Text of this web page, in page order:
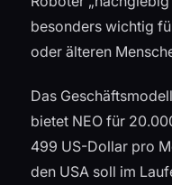
besonders wichtig
oder älteren
Das
bietet NEO für
499 US-Dollar pro
den USA soll im